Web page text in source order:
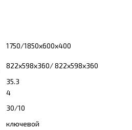
1750/1850x600x400
822x598x360/ 822x598x360
35.3
4
30/10
ключевой